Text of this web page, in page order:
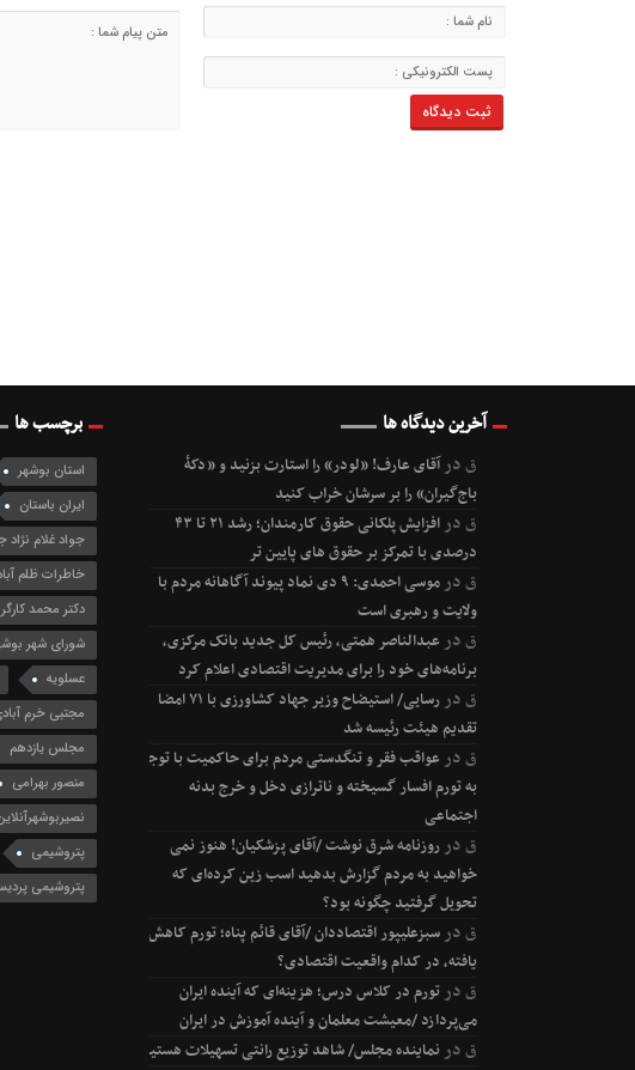
آخرین دیدگاه ها
قدرآقای عارف! «لودر» را استارت بزنید و «دکۀ
باج‌گیران» را بر سرشان خراب کنید
قدر
افزایش پلکانی حقوق کارمندان؛ رشد ۲۱ تا ۴۳
درصدی با تمرکز بر حقوق های پایین تر
قدر
موسی احمدی: ۹ دی نماد پیوند آگاهانه مردم با
ولایت و رهبری است
قدرعبدالناصر همتی، رئیس کل جدید بانک مرکزی،
برنامه‌های خود را برای مدیریت اقتصادی اعلام کرد
قدر
رسایی/ استیضاح وزیر جهاد کشاورزی با ۷۱ امضا
تقدیم هیئت رئیسه شد
قدرعواقب فقر و تنگدستی مردم برای حاکمیت با توجه
به تورم افسار گسیخته و ناترازی دخل و خرج بدنه
اجتماعی
قدرروزنامه شرق نوشت /آقای پزشکیان! هنوز نمی
خواهید به مردم گزارش بدهید اسب زین کرده‌ای که
تحویل گرفتید چگونه بود؟
قدرسبزعلیپور اقتصاددان /آقای قائم پناه؛ تورم کاهش
یافته، در کدام واقعیت اقتصادی؟
قدرتورم در کلاس درس؛ هزینه‌ای که آینده ایران
می‌پردازد /معیشت معلمان و آینده آموزش در ایران
قدرنماینده مجلس/ شاهد توزیع رانتی تسهیلات هستیم
برچسب ها
استان بوشهر
ایران باستان
جواد غلام نژاد
خاطرات ظلم
دکتر محمد کارگر
شورای شهر
عسلویه
مجتبی خرم
مجلس یازدهم
منصور بهرامی
پتروشیمی
پتروشیمی